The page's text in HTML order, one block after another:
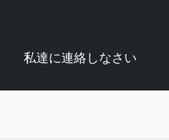
私達に連絡しなさい